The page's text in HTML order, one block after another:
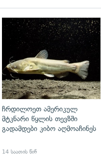
გადახედვა
ჩრდილოეთ ამერიკულ
მტკნარი წყლის თევზში
გადამდები კიბო აღმოაჩინეს
14 საათის წინ